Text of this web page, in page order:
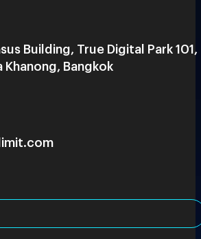
Building, True Digital Park 101,
Khanong, Bangkok